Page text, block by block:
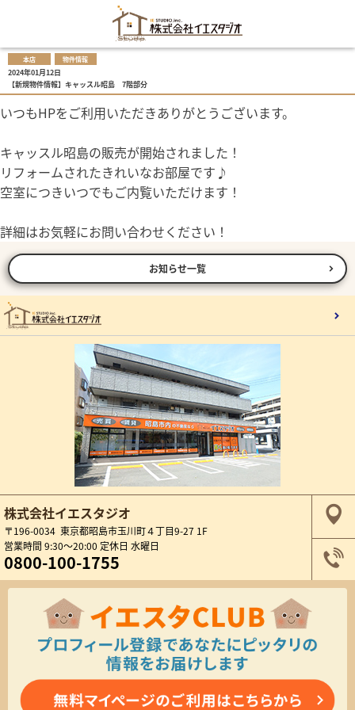
本店 物件情報
2024年01月12日
【新規物件情報】キャッスル昭島 7階部分
いつもHPをご利用いただきありがとうございます。
キャッスル昭島の販売が開始されました！
リフォームされたきれいなお部屋です♪
空室につきいつでもご内覧いただけます！
詳細はお気軽にお問い合わせください！
お知らせ一覧
株式会社イエスタジオ
〒196-0034 東京都昭島市玉川町４丁目9-27 1F
営業時間 9:30～20:00 定休日 水曜日
0800-100-1755